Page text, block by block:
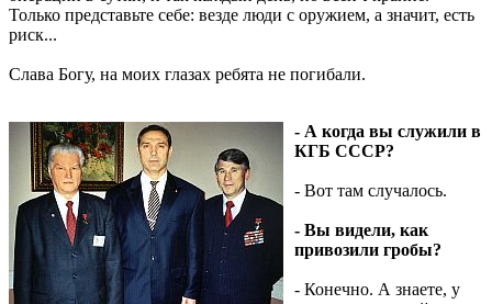
Только представьте себе: везде люди с оружием, а значит, есть
риск...
Слава Богу, на моих глазах ребята не погибали.
- А когда вы служили в
КГБ СССР?
- Вот там случалось.
- Вы видели, как
привозили гробы?
- Конечно. А знаете, у